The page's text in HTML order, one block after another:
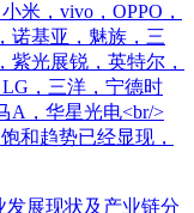
米，vivo，OPPO，
诺基亚，魅族，三
光展锐，英特尔，
LG，三洋，宁德时
A，华星光电<br/>
和趋势已经显现，